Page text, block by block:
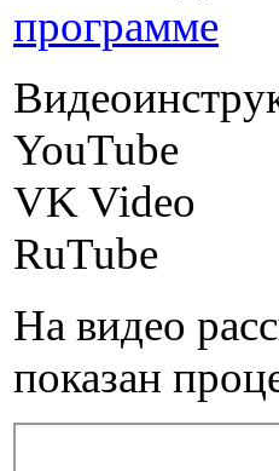
программе
YouTube
VK Video
RuTube
На видео
показан